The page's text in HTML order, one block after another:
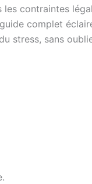
les contraintes
complet
stress, sans